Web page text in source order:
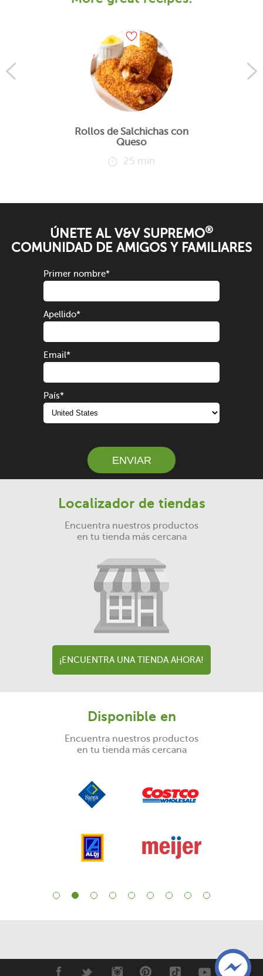
Rollos de Salchichas con
Queso
25 min
ÚNETE AL V&V SUPREMO®
COMUNIDAD DE AMIGOS Y FAMILIARES
Primer nombre*
Apellido*
Email*
País*
ENVIAR
Localizador de tiendas
Encuentra nuestros productos
en tu tienda más cercana
¡ENCUENTRA UNA TIENDA AHORA!
Disponible en
Encuentra nuestros productos
en tu tienda más cercana